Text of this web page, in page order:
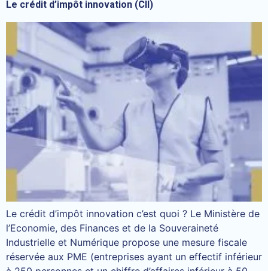
Le crédit d’impôt innovation (CII)
Le crédit d’impôt innovation c’est quoi ? Le Ministère de
l’Economie, des Finances et de la Souveraineté
Industrielle et Numérique propose une mesure fiscale
réservée aux PME (entreprises ayant un effectif inférieur